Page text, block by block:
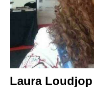
Laura